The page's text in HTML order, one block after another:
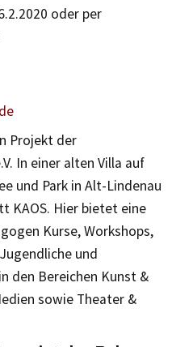
oder per
Projekt der
In einer alten Villa auf
und Park in Alt-Lindenau
KAOS. Hier bietet eine
Kurse, Workshops,
und
den Bereichen Kunst &
sowie Theater &